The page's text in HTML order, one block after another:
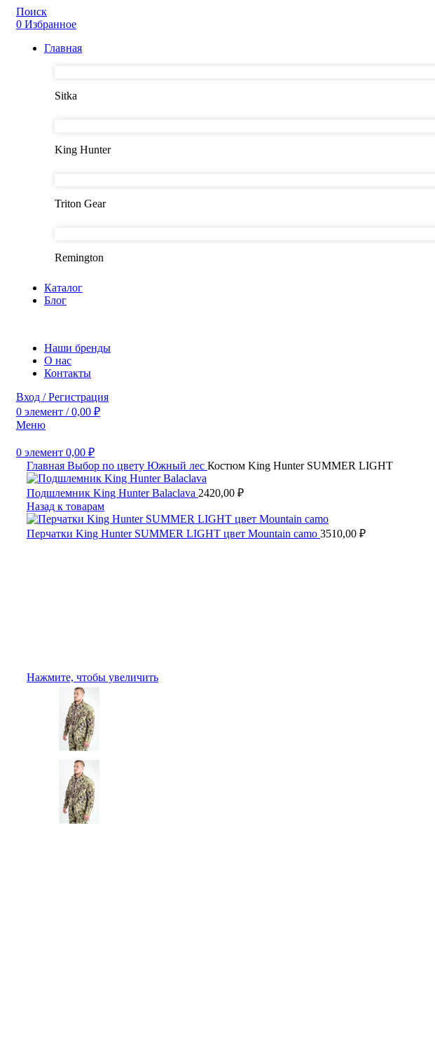
Поиск
0 Избранное
Главная
Sitka
King Hunter
Triton Gear
Remington
Каталог
Блог
Наши бренды
О нас
Контакты
Вход / Регистрация
0 элемент / 0,00 ₽
Меню
0 элемент 0,00 ₽
Главная Выбор по цвету Южный лес Костюм King Hunter SUMMER LIGHT
Подшлемник King Hunter Balaclava 2420,00 ₽
Назад к товарам
Перчатки King Hunter SUMMER LIGHT цвет Mountain camo 3510,00 ₽
Нажмите, чтобы увеличить